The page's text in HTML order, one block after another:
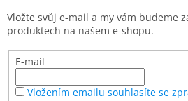
r
v
y
p
Vložte svůj e-mail a my vám budeme
produktech na našem e-shopu.
E-mail
Vložením emailu souhlasíte se